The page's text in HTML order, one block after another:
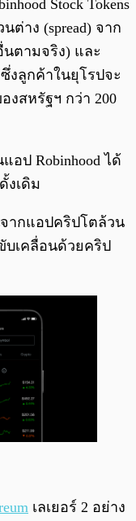
Stock Tokens
าง (spread) จาก
ตามจริง) และ
งลูกค้าในยุโรปจะ
งสหรัฐฯ กว่า 200
อป Robinhood ได้
งเดิม
จากแอปคริปโตล้วน
บเคลื่อนด้วยคริป
เลเยอร์ 2 อย่าง